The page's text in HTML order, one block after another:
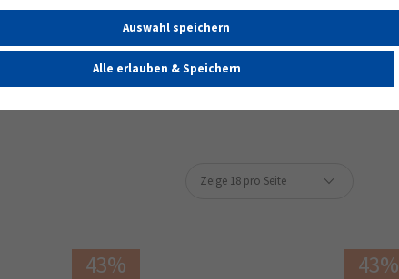
TERRA
43% 43%
Auswahl speichern
Alle erlauben & Speichern